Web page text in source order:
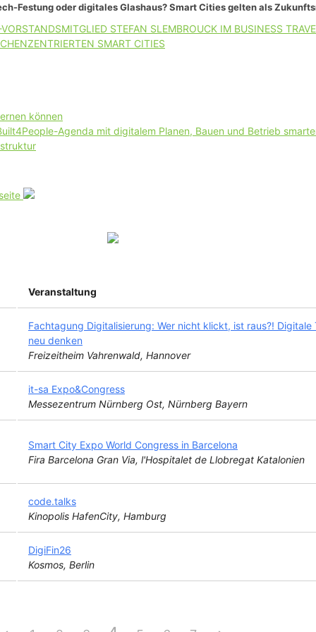
Festung oder digitales Glashaus? Smart Cities gelten als
STEFAN SLEMBROUCK IM BUSINESS
SMART CITIES
können
Agenda mit digitalem Planen, Bauen und Betrieb
Veranstaltung
Fachtagung Digitalisierung: Wer nicht klickt, ist raus?!
neu denken
Freizeitheim Vahrenwald, Hannover
it-sa Expo&Congress
Messezentrum Nürnberg Ost, Nürnberg Bayern
Smart City Expo World Congress in Barcelona
Fira Barcelona Gran Via, l'Hospitalet de Llobregat Katalonien
code.talks
Kinopolis HafenCity, Hamburg
DigiFin26
Kosmos, Berlin